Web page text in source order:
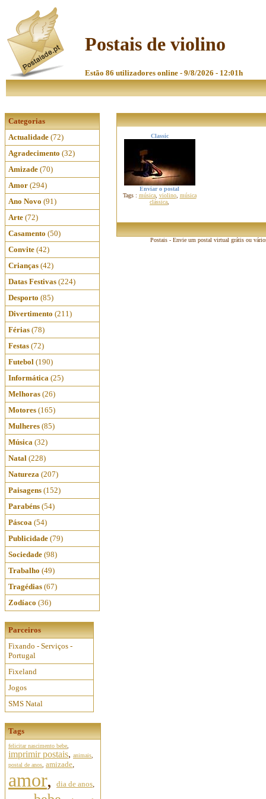
Postais de violino
Estão 86 utilizadores online - 9/8/2026 - 12:01h
Categorias
Actualidade (72)
Agradecimento (32)
Amizade (70)
Amor (294)
Ano Novo (91)
Arte (72)
Casamento (50)
Convite (42)
Crianças (42)
Datas Festivas (224)
Desporto (85)
Divertimento (211)
Férias (78)
Festas (72)
Futebol (190)
Informática (25)
Melhoras (26)
Motores (165)
Mulheres (85)
Música (32)
Natal (228)
Natureza (207)
Paisagens (152)
Parabéns (54)
Páscoa (54)
Publicidade (79)
Sociedade (98)
Trabalho (49)
Tragédias (67)
Zodíaco (36)
Parceiros
Fixando - Serviços -
Portugal
Fixeland
Jogos
SMS Natal
Tags
felicitar nascimento bebe
imprimir postais, animais
postal de anos amizade,
amor, dia de anos,
Classic
Enviar o postal
Tags : música, violino, música
clássica
Postais - Envie um postal virtual grátis ou